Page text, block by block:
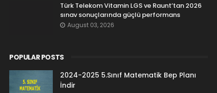
Türk Telekom Vitamin LGS ve Raunt’tan 2026
sınav sonuçlarında güçlü performans
August 03, 2026
POPULAR POSTS
2024-2025 5.Sınıf Matematik Bep Planı
İndir